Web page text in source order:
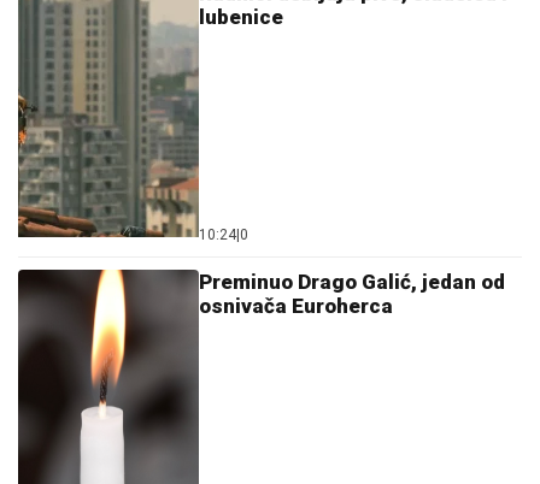
lubenice
10:24 0
Preminuo Drago Galić, jedan od
osnivača Euroherca